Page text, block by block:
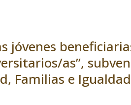
jóvenes
as”,
Familias e